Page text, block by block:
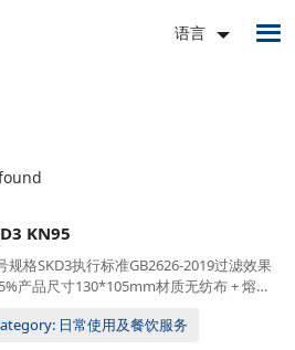
语言
KN95
规格SKD3执行标准GB2626-2019过滤效果
产品尺寸130*105mm材质无纺布 + 熔喷
装10只/袋;600袋/箱62*53*50厘米, 18公斤/
日常使用及餐饮服务